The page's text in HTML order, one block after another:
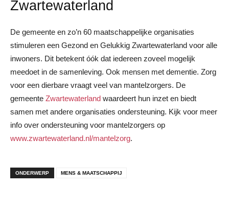
Zwartewaterland
De gemeente en zo’n 60 maatschappelijke organisaties
stimuleren een Gezond en Gelukkig Zwartewaterland voor alle
inwoners. Dit betekent óók dat iedereen zoveel mogelijk
meedoet in de samenleving. Ook mensen met dementie. Zorg
voor een dierbare vraagt veel van mantelzorgers. De
gemeente Zwartewaterland waardeert hun inzet en biedt
samen met andere organisaties ondersteuning. Kijk voor meer
info over ondersteuning voor mantelzorgers op
www.zwartewaterland.nl/mantelzorg.
ONDERWERP MENS & MAATSCHAPPIJ